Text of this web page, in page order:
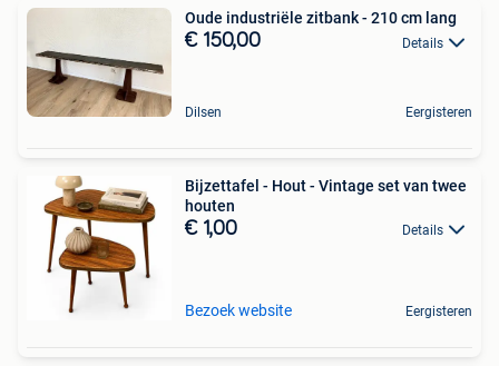
Oude industriële zitbank - 210 cm lang
€ 150,00 Details
Dilsen Eergisteren
Bijzettafel - Hout - Vintage set van twee
houten
€ 1,00 Details
Bezoek website Eergisteren